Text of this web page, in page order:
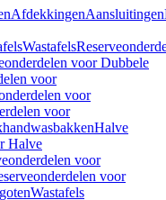
AfdekkingenAansluitingen
Wastafels
voor Dubbele
voor
voor
voor
Halve
Halve
voor
voor
Wastafels